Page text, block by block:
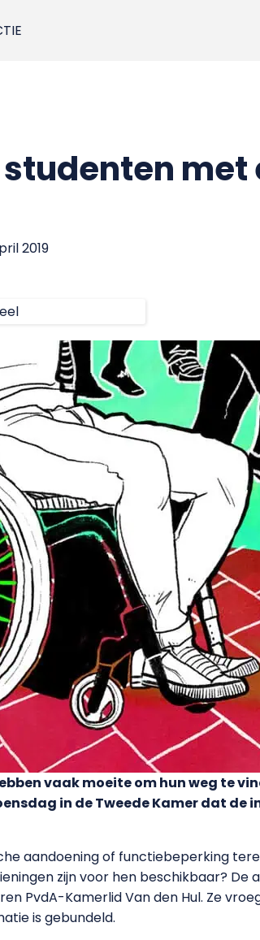
2019
vaak moeite om hun weg te
in de Tweede Kamer dat
aandoening of functiebeperking
zijn voor hen beschikbaar?
PvdA-Kamerlid Van den Hul. Ze
is gebundeld.